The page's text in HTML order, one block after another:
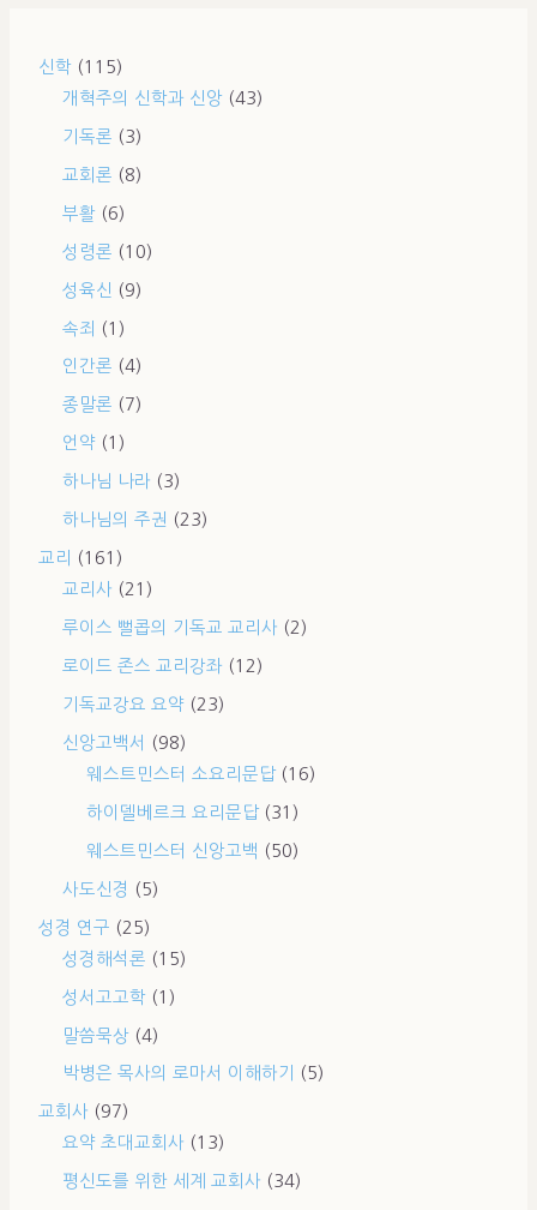
신학 (115)
개혁주의 신학과 신앙 (43)
기독론 (3)
교회론 (8)
부활 (6)
성령론 (10)
성육신 (9)
속죄 (1)
인간론 (4)
종말론 (7)
언약 (1)
하나님 나라 (3)
하나님의 주권 (23)
교리
(161)
교리사 (21)
루이스 뻘콥의 기독교 교리사 (2)
로이드 존스 교리강좌 (12)
기독교강요 요약 (23)
신앙고백서
(98)
웨스트민스터 소요리문답(16)
하이델베르크 요리문답(31)
웨스트민스터 신앙고백 (50)
사도신경 (5)
성경 연구 (25)
성경해석론 (15)
성서고고학 (1)
말씀묵상 (4)
박병은 목사의 로마서 이해하기 (5)
교회사 (97)
요약 초대교회사 (13)
평신도를 위한 세계 교회사 (34)